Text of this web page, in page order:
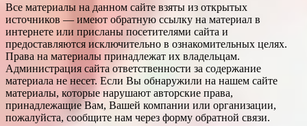
Все материалы на данном сайте взяты из открытых
источников — имеют обратную ссылку на материал в
интернете или присланы посетителями сайта и
предоставляются исключительно в ознакомительных целях.
Права на материалы принадлежат их владельцам.
Администрация сайта ответственности за содержание
материала не несет. Если Вы обнаружили на нашем сайте
материалы, которые нарушают авторские права,
принадлежащие Вам, Вашей компании или организации,
пожалуйста, сообщите нам через форму обратной связи.